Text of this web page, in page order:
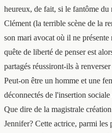
heureux, de fait, si le fantôme du
Clément (la terrible scène de la
son mari avocat où il ne présente
quête de liberté de penser est
partagés réussiront-ils à
Peut-on être un homme et une
déconnectés de l'insertion
Que dire de la magistrale
Jennifer? Cette actrice, parmi les